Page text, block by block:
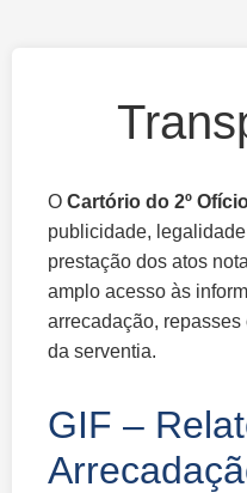
O Cartório do 2º
publicidade,
prestação dos atos
amplo acesso às
arrecadação,
da serventia.
GIF –